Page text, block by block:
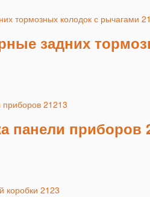
задних
панели приборов